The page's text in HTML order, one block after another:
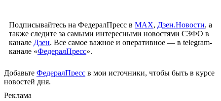
Подписывайтесь на ФедералПресс в МАХ, Дзен.Новости, а
также следите за самыми интересными новостями СЗФО в
канале Дзен. Все самое важное и оперативное — в telegram-
канале «ФедералПресс».
Добавьте ФедералПресс в мои источники, чтобы быть в курсе
новостей дня.
Реклама